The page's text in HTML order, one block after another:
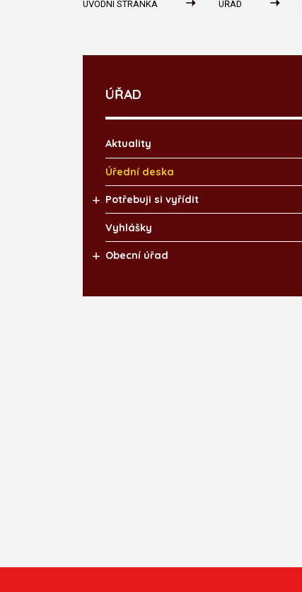
ÚVODNÍ STRÁNKA ÚŘAD
ÚŘAD
Aktuality
Úřední deska
Potřebuji si vyřídit
Vyhlášky
Obecní úřad